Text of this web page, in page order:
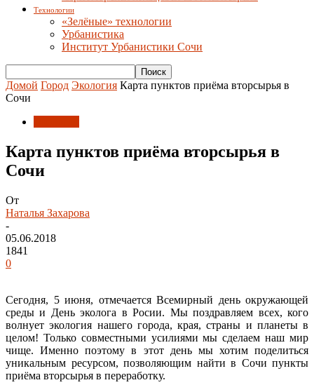
Технологии
«Зелёные» технологии
Урбанистика
Институт Урбанистики Сочи
Домой Город Экология Карта пунктов приёма вторсырья в
Сочи
Карта пунктов приёма вторсырья в
Сочи
От
Наталья Захарова
-
05.06.2018
1841
0
Сегодня, 5 июня, отмечается Всемирный день окружающей
среды и День эколога в Росии. Мы поздравляем всех, кого
волнует экология нашего города, края, страны и планеты в
целом! Только совместными усилиями мы сделаем наш мир
чище. Именно поэтому в этот день мы хотим поделиться
уникальным ресурсом, позволяющим найти в Сочи пункты
приёма вторсырья в переработку.